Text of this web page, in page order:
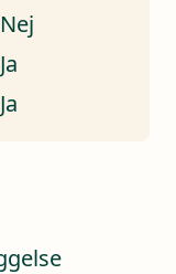
Nej
Ja
Ja